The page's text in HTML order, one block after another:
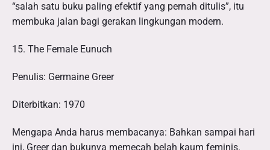
“salah satu buku paling efektif yang pernah ditulis”, itu
membuka jalan bagi gerakan lingkungan modern.
15. The Female Eunuch
Penulis: Germaine Greer
Diterbitkan: 1970
Mengapa Anda harus membacanya: Bahkan sampai hari
ini, Greer dan bukunya memecah belah kaum feminis.